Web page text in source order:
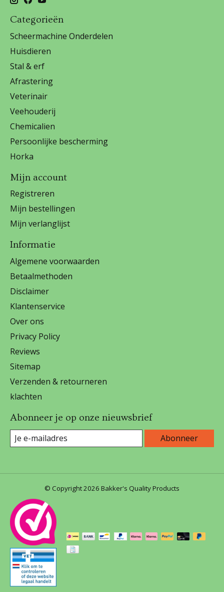
Categorieën
Scheermachine Onderdelen
Huisdieren
Stal & erf
Afrastering
Veterinair
Veehouderij
Chemicalien
Persoonlijke bescherming
Horka
Mijn account
Registreren
Mijn bestellingen
Mijn verlanglijst
Informatie
Algemene voorwaarden
Betaalmethoden
Disclaimer
Klantenservice
Over ons
Privacy Policy
Reviews
Sitemap
Verzenden & retourneren
klachten
Abonneer je op onze nieuwsbrief
Abonneer
© Copyright 2026 Bakker's Quality Products